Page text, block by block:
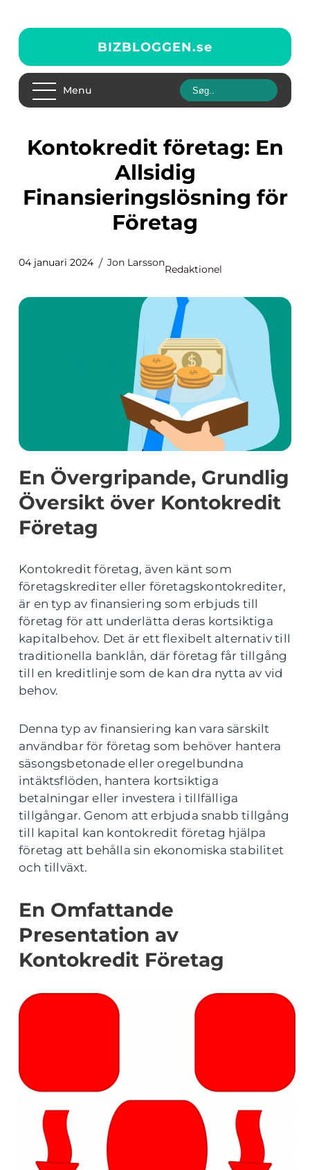
BIZBLOGGEN.se
Menu
Kontokredit företag: En
Allsidig
Finansieringslösning för
Företag
04 januari 2024 Jon Larsson
Redaktionel
En Övergripande, Grundlig
Översikt över Kontokredit
Företag
Kontokredit företag, även känt som
företagskrediter eller företagskontokrediter,
är en typ av finansiering som erbjuds till
företag för att underlätta deras kortsiktiga
kapitalbehov. Det är ett flexibelt alternativ till
traditionella banklån, där företag får tillgång
till en kreditlinje som de kan dra nytta av vid
behov.
Denna typ av finansiering kan vara särskilt
användbar för företag som behöver hantera
säsongsbetonade eller oregelbundna
intäktsflöden, hantera kortsiktiga
betalningar eller investera i tillfälliga
tillgångar. Genom att erbjuda snabb tillgång
till kapital kan kontokredit företag hjälpa
företag att behålla sin ekonomiska stabilitet
och tillväxt.
En Omfattande
Presentation av
Kontokredit Företag